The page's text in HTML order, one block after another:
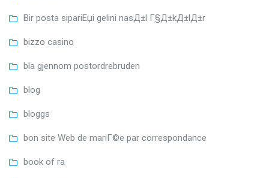
Bir posta sipariЕџi gelini nasД±l Г§Д±kД±lД±r
bizzo casino
bla gjennom postordrebruden
blog
bloggs
bon site Web de mariГ©e par correspondance
book of ra